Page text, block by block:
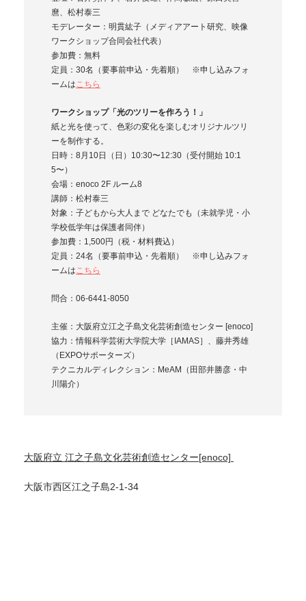
麿、松村泰三
モデレーター：明貫紘子（メディアアート研究、映像
ワークショップ合同会社代表）
参加費：無料
定員：30名（要事前申込・先着順） ※申し込みフォ
ームは こちら
ワークショップ「光のツリーを作ろう！」
紙と光を使って、色彩の変化を楽しむオリジナルツリ
ーを制作する。
日時：8月10日（日）10:30〜12:30（受付開始 10:1
5〜）
会場：enoco 2F ルーム8
講師：松村泰三
対象：子どもから大人まで どなたでも（未就学児・小
学校低学年は保護者同伴）
参加費：1,500円（税・材料費込）
定員：24名（要事前申込・先着順） ※申し込みフォ
ームは こちら
問合：06-6441-8050
主催：大阪府立江之子島文化芸術創造センター [enoco]
協力：情報科学芸術大学院大学［IAMAS］、藤井秀雄
（EXPOサポーターズ）
テクニカルディレクション：MeAM（田部井勝彦・中
川陽介）
大阪府立 江之子島文化芸術創造センター[enoco]
大阪市西区江之子島2-1-34